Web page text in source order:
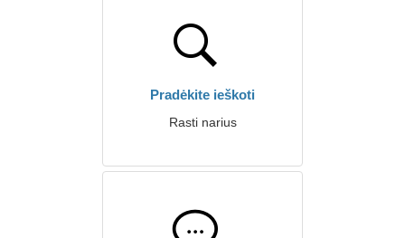
Pradėkite ieškoti
Rasti narius